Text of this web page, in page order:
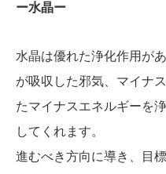
ー水晶ー
水晶は優れた浄化作用が
が吸収した邪気、マイナ
たマイナスエネルギーを
してくれます。
進むべき方向に導き、目